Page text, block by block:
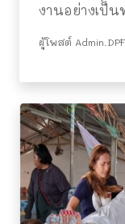
งานอย่างเป็น
ผู้โพสต์ Admin.DPF